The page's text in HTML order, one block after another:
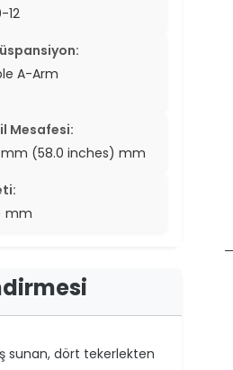
12
A-Arm
Mesafesi:
mm (58.0 inches) mm
mm
sunan, dört tekerlekten